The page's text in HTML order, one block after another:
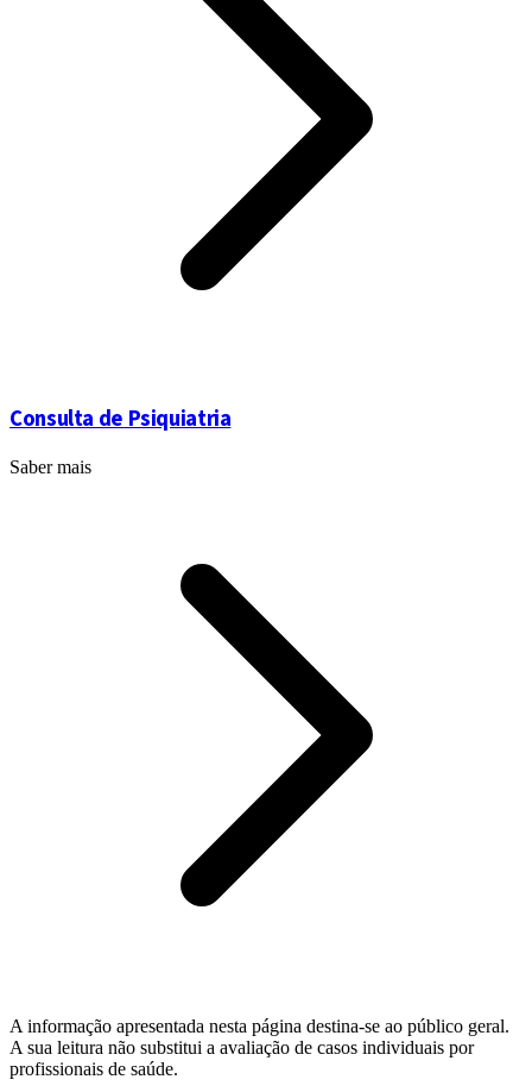
Consulta de Psiquiatria
Saber mais
A informação apresentada nesta página destina-se ao público geral.
A sua leitura não substitui a avaliação de casos individuais por
profissionais de saúde.